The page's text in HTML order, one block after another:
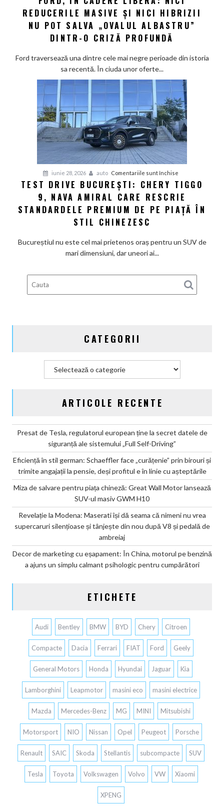
în
cădere
reducerile
nici
hibrizii
nu
pot
salva
„Ovalul
Albastru”
dintr-
o
criză
profundă
REDUCERILE MASIVE ȘI NICI HIBRIZII
NU POT SALVA „OVALUL ALBASTRU”
DINTR-O CRIZĂ PROFUNDĂ
Ford traversează una dintre cele mai negre perioade din istoria
sa recentă. În ciuda unor oferte...
iunie 28, 2026 auto Comentariile sunt închisepentru
Test
Drive
București:
Chery
rescrie
standardele
stil
chinezesc
TEST DRIVE BUCUREȘTI: CHERY TIGGO
9, NAVA AMIRAL CARE RESCRIE
STANDARDELE PREMIUM DE PE PIAȚĂ ÎN
STIL CHINEZESC
Bucureștiul nu este cel mai prietenos oraș pentru un SUV de
mari dimensiuni, dar uneori ai...
CATEGORII
ARTICOLE RECENTE
Presat de Tesla, regulatorul european ține la secret datele de
siguranță ale sistemului „Full Self-Driving”
Eficiență în stil german: Schaeffler face „curățenie” prin birouri și
trimite angajații la pensie, deși profitul e în linie cu așteptările
Miza de salvare pentru piața chineză: Great Wall Motor lansează
SUV-ul masiv GWM H10
Revelație la Modena: Maserati își dă seama că nimeni nu vrea
supercaruri silențioase și tânjește din nou după V8 și pedală de
ambreiaj
Decor de marketing cu eșapament: În China, motorul pe benzină
a ajuns un simplu calmant psihologic pentru cumpărători
ETICHETE
Audi Bentley BMW BYD Chery Citroen
Compacte Dacia Ferrari FIAT Ford Geely
General Motors Honda Hyundai Jaguar Kia
Lamborghini Leapmotor masini eco masini electrice
Mazda Mercedes-Benz MG MINI Mitsubishi
Motorsport NIO Nissan Opel Peugeot Porsche
Renault SAIC Skoda Stellantis subcompacte SUV
Tesla Toyota Volkswagen Volvo VW Xiaomi
XPENG